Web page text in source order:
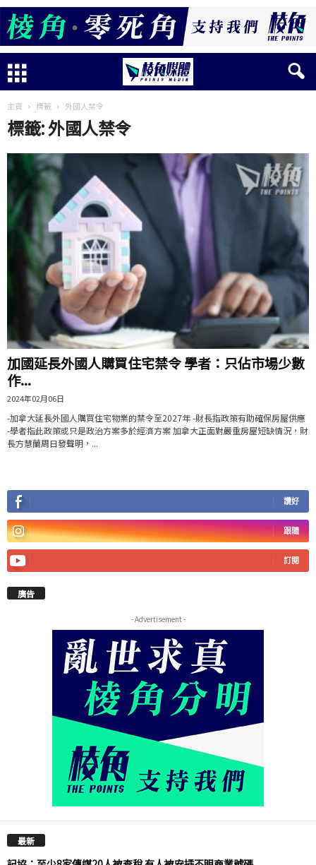
主頁 標籤 外國人禁令
標籤: 外國人禁令
加國延長外國人購買住宅禁令 學者：只佔市場少數
作...
2024年02月06日
-加拿大延長外國人購買住宅物業的禁令至2027年 -財長指政策有助確保房屋供應
-學者指此政策或只是政治方案多於經濟方案 加拿大正面對嚴重房屋短缺情況，財
長方慧蘭周日發聲明，...
讚好
跟隨
訂閱
廣告
- Advertisement -
最新